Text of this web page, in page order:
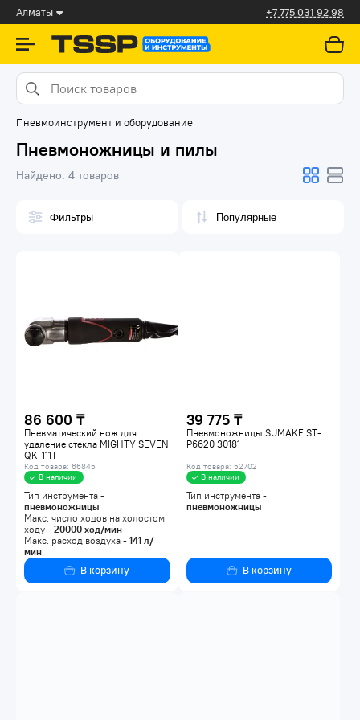
Алматы +7 775 031 92 98
Пневмоинструмент и оборудование
Пневмоножницы и пилы
Найдено: 4 товаров
Фильтры
86 600 ₸
Пневматический нож для
удаление стекла MIGHTY SEVEN
QK-111T
Код товара: 66845
В наличии
Тип инструмента -
пневмоножницы
Макс. число ходов на холостом
ходу - 20000 ход/мин
Макс. расход воздуха - 141 л/
мин
В корзину
39 775 ₸
Пневмоножницы SUMAKE ST-
P6620 30181
Код товара: 52702
В наличии
Тип инструмента -
пневмоножницы
В корзину